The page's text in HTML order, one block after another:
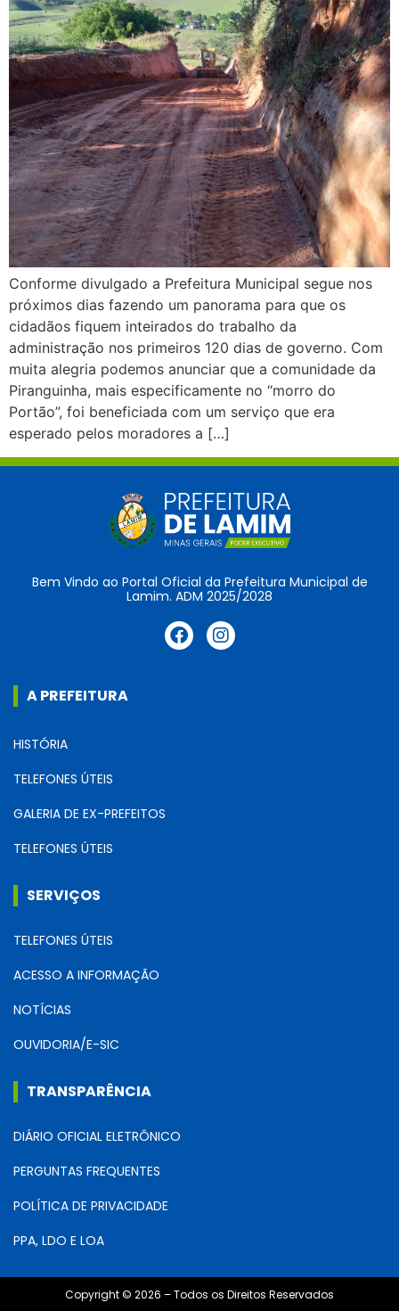
Conforme divulgado a Prefeitura Municipal segue nos
próximos dias fazendo um panorama para que os
cidadãos fiquem inteirados do trabalho da
administração nos primeiros 120 dias de governo. Com
muita alegria podemos anunciar que a comunidade da
Piranguinha, mais especificamente no “morro do
Portão”, foi beneficiada com um serviço que era
esperado pelos moradores a […]
Bem Vindo ao Portal Oficial da Prefeitura Municipal de
Lamim. ADM 2025/2028
A PREFEITURA
HISTÓRIA
TELEFONES ÚTEIS
GALERIA DE EX-PREFEITOS
TELEFONES ÚTEIS
SERVIÇOS
TELEFONES ÚTEIS
ACESSO A INFORMAÇÃO
NOTÍCIAS
OUVIDORIA/E-SIC
TRANSPARÊNCIA
DIÁRIO OFICIAL ELETRÔNICO
PERGUNTAS FREQUENTES
POLÍTICA DE PRIVACIDADE
PPA, LDO E LOA
Copyright © 2026 – Todos os Direitos Reservados